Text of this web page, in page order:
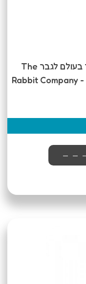
ויברטור אנאלי נטען החזק ביותר בעולם לגבר The
Rabbit Company